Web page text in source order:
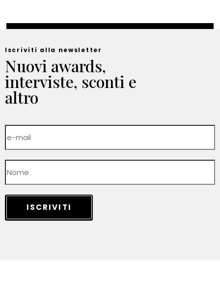
Iscriviti alla newsletter
Nuovi awards,
interviste, sconti e
altro
ISCRIVITI